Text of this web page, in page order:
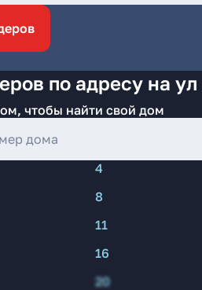
по адресу на
чтобы найти свой дом
4
8
11
16
20